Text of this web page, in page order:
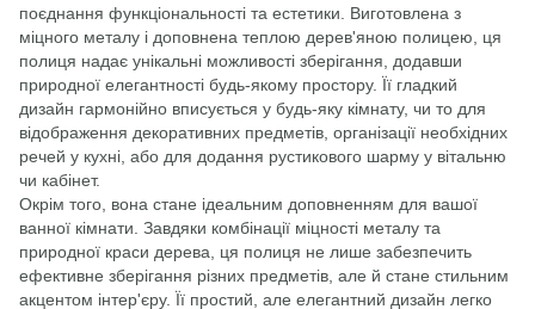
поєднання функціональності та естетики. Виготовлена з
міцного металу і доповнена теплою дерев'яною полицею, ця
полиця надає унікальні можливості зберігання, додавши
природної елегантності будь-якому простору. Її гладкий
дизайн гармонійно вписується у будь-яку кімнату, чи то для
відображення декоративних предметів, організації необхідних
речей у кухні, або для додання рустикового шарму у вітальню
чи кабінет.
Окрім того, вона стане ідеальним доповненням для вашої
ванної кімнати. Завдяки комбінації міцності металу та
природної краси дерева, ця полиця не лише забезпечить
ефективне зберігання різних предметів, але й стане стильним
акцентом інтер'єру. Її простий, але елегантний дизайн легко